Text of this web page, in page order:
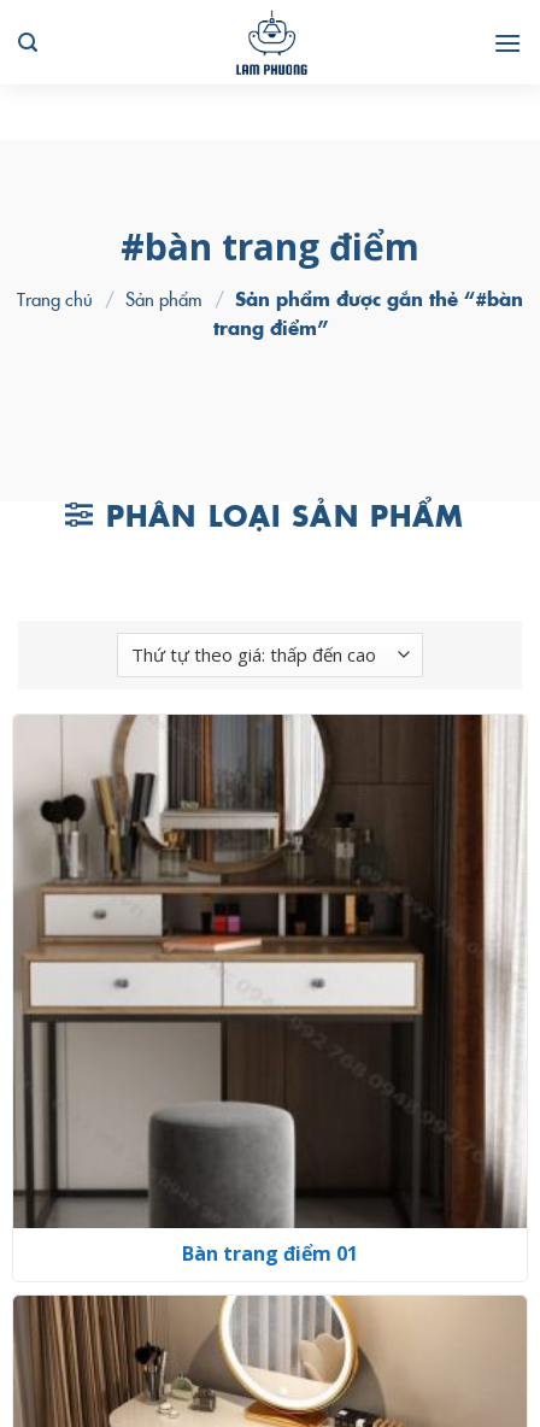
to
#bàn trang điểm
Trang chủ / Sản phẩm / Sản phẩm được gắn thẻ “#bàn
trang điểm”
PHÂN LOẠI SẢN PHẨM
Bàn trang điểm 01